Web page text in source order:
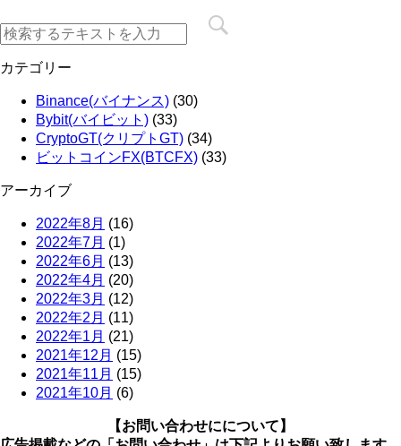
カテゴリー
Binance(バイナンス) (30)
Bybit(バイビット) (33)
CryptoGT(クリプトGT) (34)
ビットコインFX(BTCFX) (33)
アーカイブ
2022年8月 (16)
2022年7月 (1)
2022年6月 (13)
2022年4月 (20)
2022年3月 (12)
2022年2月 (11)
2022年1月 (21)
2021年12月 (15)
2021年11月 (15)
2021年10月 (6)
【お問い合わせにについて】